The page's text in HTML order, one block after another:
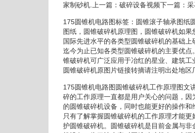
家制砂机.上一篇：破碎设备视频下一篇：采
175圆锥机电路图标签：圆锥滚子轴承图纸
图纸，圆锥破碎机原理图，圆锥破碎机如
国际先进水平的各类型圆锥破碎机的基础
迄今为止已知各类型圆锥破碎机的主要优
锥破碎机可广泛应用于冶红的星业、建筑
圆锥破碎机原图片链接转摘请注明出处地区
175圆锥机电路图圆锥破碎机工作原理图文
碎的工作原理一直都是用户关心的问题，
的圆锥破碎机设备，同时也能更好的操作
只有了解掌握圆锥破碎机的工作原理才能
护圆锥破碎机。圆锥破碎机是目前金属与